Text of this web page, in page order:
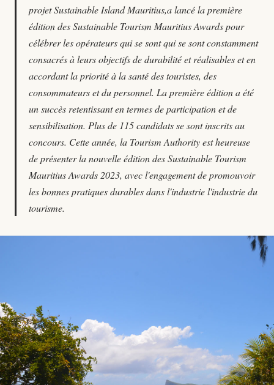
projet Sustainable Island Mauritius,a lancé la première
édition des Sustainable Tourism Mauritius Awards pour
célébrer les opérateurs qui se sont qui se sont constamment
consacrés à leurs objectifs de durabilité et réalisables et en
accordant la priorité à la santé des touristes, des
consommateurs et du personnel. La première édition a été
un succès retentissant en termes de participation et de
sensibilisation. Plus de 115 candidats se sont inscrits au
concours. Cette année, la Tourism Authority est heureuse
de présenter la nouvelle édition des Sustainable Tourism
Mauritius Awards 2023, avec l'engagement de promouvoir
les bonnes pratiques durables dans l'industrie l'industrie du
tourisme.